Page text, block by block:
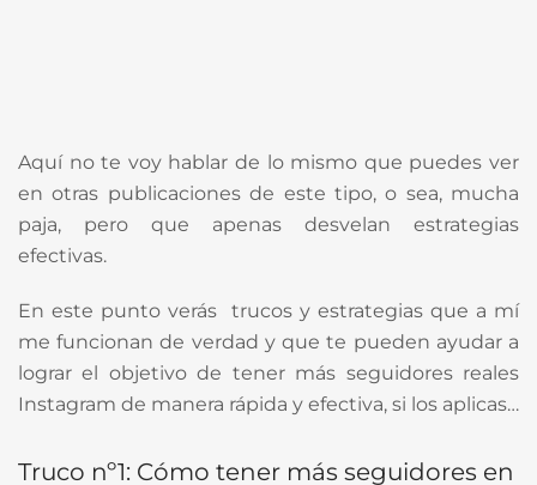
Aquí no te voy hablar de lo mismo que puedes ver
en otras publicaciones de este tipo, o sea, mucha
paja, pero que apenas desvelan estrategias
efectivas.
En este punto verás trucos y estrategias que a mí
me funcionan de verdad y que te pueden ayudar a
lograr el objetivo de tener más seguidores reales
Instagram de manera rápida y efectiva, si los aplicas…
Truco nº1: Cómo tener más seguidores en